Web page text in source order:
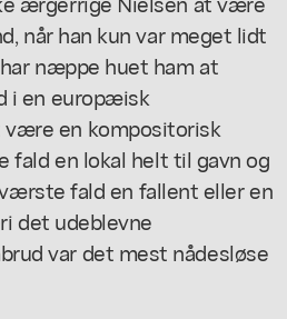
når han kun var meget lidt
næppe huet ham at
i en europæisk
en kompositorisk
fald en lokal helt til gavn og
fald en fallent eller en
det udeblevne
var det mest nådesløse